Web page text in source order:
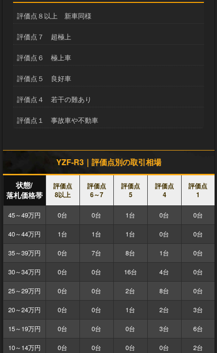
評価点８以上 新車同様
評価点７ 超極上
評価点６ 極上車
評価点５ 良好車
評価点４ 若干の難あり
評価点１ 事故車や不動車
YZF-R3｜評価点別の取引相場
状態/
落札価格帯
評価点
8以上
評価点
6～7
評価点
5
評価点
4
評価点
1
45～49万円 0台 0台 1台 0台 0台
40～44万円 1台 1台 1台 0台 0台
35～39万円 0台 7台 8台 1台 0台
30～34万円 0台 0台 16台 4台 0台
25～29万円 0台 0台 2台 8台 0台
20～24万円 0台 0台 1台 2台 3台
15～19万円 0台 0台 0台 3台 6台
10～14万円 0台 0台 0台 0台 2台